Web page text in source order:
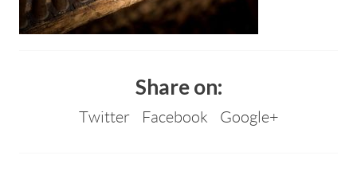
Share on:
Twitter Facebook Google+